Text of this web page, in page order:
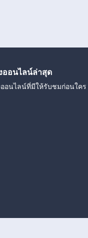
ออนไลน์ล่าสุด
อนไลน์ที่มีให้รับชมก่อนใค